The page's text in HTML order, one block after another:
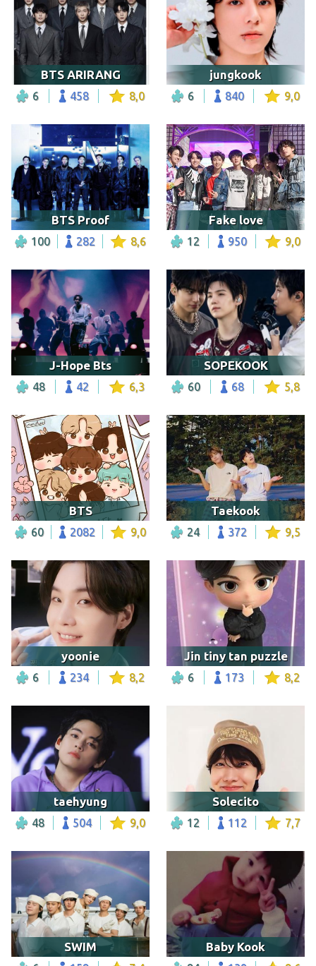
BTS ARIRANG
6 458 8,0
jungkook
6 840 9,0
BTS Proof
100 282 8,6
Fake love
12 950 9,0
J-Hope Bts
48 42 6,3
SOPEKOOK
60 68 5,8
BTS
60 2082 9,0
Taekook
24 372 9,5
yoonie
6 234 8,2
Jin tiny tan puzzle
6 173 8,2
taehyung
48 504 9,0
Solecito
12 112 7,7
SWIM Baby Kook